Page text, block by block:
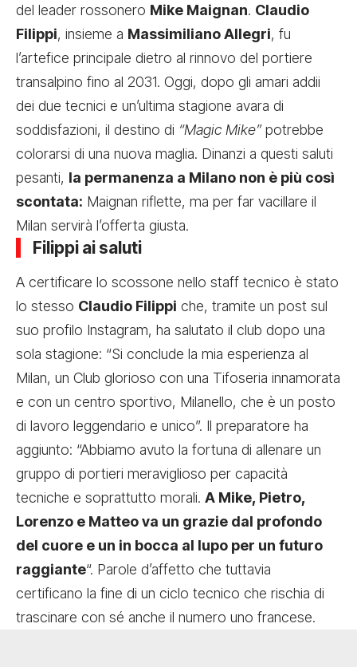
del leader rossonero Mike Maignan. Claudio
Filippi, insieme a Massimiliano Allegri, fu
l’artefice principale dietro al rinnovo del portiere
transalpino fino al 2031. Oggi, dopo gli amari addii
dei due tecnici e un’ultima stagione avara di
soddisfazioni, il destino di “Magic Mike”potrebbe
colorarsi di una nuova maglia. Dinanzi a questi saluti
pesanti, la permanenza a Milano non è più così
scontata: Maignan riflette, ma per far vacillare il
Milan servirà l’offerta giusta.
Filippi ai saluti
A certificare lo scossone nello staff tecnico è stato
lo stesso Claudio Filippi che, tramite un post sul
suo profilo Instagram, ha salutato il club dopo una
sola stagione: “Si conclude la mia esperienza al
Milan, un Club glorioso con una Tifoseria innamorata
e con un centro sportivo, Milanello, che è un posto
di lavoro leggendario e unico”. Il preparatore ha
aggiunto: “Abbiamo avuto la fortuna di allenare un
gruppo di portieri meraviglioso per capacità
tecniche e soprattutto morali. A Mike, Pietro,
Lorenzo e Matteo va un grazie dal profondo
del cuore e un in bocca al lupo per un futuro
raggiante“. Parole d’affetto che tuttavia
certificano la fine di un ciclo tecnico che rischia di
trascinare con sé anche il numero uno francese.